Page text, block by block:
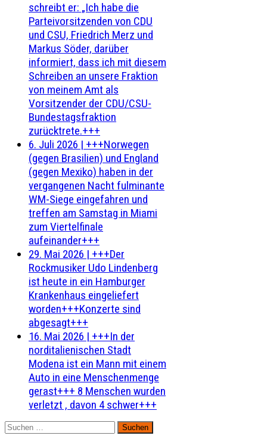
schreibt er: „Ich habe die
Parteivorsitzenden von CDU
und CSU, Friedrich Merz und
Markus Söder, darüber
informiert, dass ich mit diesem
Schreiben an unsere Fraktion
von meinem Amt als
Vorsitzender der CDU/CSU-
Bundestagsfraktion
zurücktrete.+++
6. Juli 2026 | +++Norwegen
(gegen Brasilien) und England
(gegen Mexiko) haben in der
vergangenen Nacht fulminante
WM-Siege eingefahren und
treffen am Samstag in Miami
zum Viertelfinale
aufeinander+++
29. Mai 2026 | +++Der
Rockmusiker Udo Lindenberg
ist heute in ein Hamburger
Krankenhaus eingeliefert
worden+++Konzerte sind
abgesagt+++
16. Mai 2026 | +++In der
norditalienischen Stadt
Modena ist ein Mann mit einem
Auto in eine Menschenmenge
gerast+++ 8 Menschen wurden
verletzt , davon 4 schwer+++
Suchen
nach: